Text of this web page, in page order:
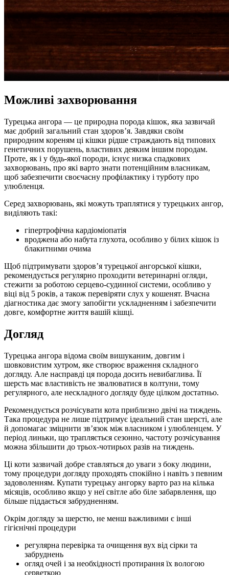
Можливі захворювання
Турецька ангора — це природна порода кішок, яка зазвичай
має добрий загальний стан здоров’я. Завдяки своїм
природним кореням ці кішки рідше страждають від типових
генетичних порушень, властивих деяким іншим породам.
Проте, як і у будь-якої породи, існує низка спадкових
захворювань, про які варто знати потенційним власникам,
щоб забезпечити своєчасну профілактику і турботу про
улюбленця.
Серед захворювань, які можуть траплятися у турецьких ангор,
виділяють такі:
гіпертрофічна кардіоміопатія
вроджена або набута глухота, особливо у білих кішок із
блакитними очима
Щоб підтримувати здоров’я турецької ангорської кішки,
рекомендується регулярно проходити ветеринарні огляди,
стежити за роботою серцево-судинної системи, особливо у
віці від 5 років, а також перевіряти слух у кошенят. Вчасна
діагностика дає змогу запобігти ускладненням і забезпечити
довге, комфортне життя вашій кішці.
Догляд
Турецька ангора відома своїм вишуканим, довгим і
шовковистим хутром, яке створює враження складного
догляду. Але насправді ця порода досить невибаглива. Її
шерсть має властивість не звалюватися в колтуни, тому
регулярного, але нескладного догляду буде цілком достатньо.
Рекомендується розчісувати кота приблизно двічі на тиждень.
Така процедура не лише підтримує ідеальний стан шерсті, але
й допомагає зміцнити зв’язок між власником і улюбленцем. У
період линьки, що трапляється сезонно, частоту розчісування
можна збільшити до трьох-чотирьох разів на тиждень.
Ці коти зазвичай добре ставляться до уваги з боку людини,
тому процедури догляду проходять спокійно і навіть з певним
задоволенням. Купати турецьку ангорку варто раз на кілька
місяців, особливо якщо у неї світле або біле забарвлення, що
більше піддається забрудненням.
Окрім догляду за шерстю, не менш важливими є інші
гігієнічні процедури
регулярна перевірка та очищення вух від сірки та
забруднень
огляд очей і за необхідності протирання їх вологою
серветкою